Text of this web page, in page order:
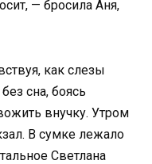
— бросила Аня,
как слезы
сна, боясь
внучку. Утром
В сумке лежало
Светлана